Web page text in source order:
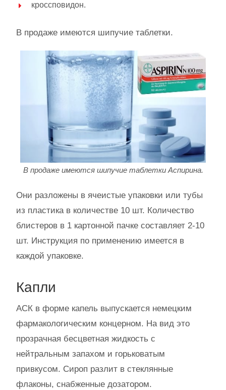
кроссповидон.
В продаже имеются шипучие таблетки.
В продаже имеются шипучие таблетки Аспирина.
Они разложены в ячеистые упаковки или тубы
из пластика в количестве 10 шт. Количество
блистеров в 1 картонной пачке составляет 2-10
шт. Инструкция по применению имеется в
каждой упаковке.
Капли
АСК в форме капель выпускается немецким
фармакологическим концерном. На вид это
прозрачная бесцветная жидкость с
нейтральным запахом и горьковатым
привкусом. Сироп разлит в стеклянные
флаконы, снабженные дозатором.